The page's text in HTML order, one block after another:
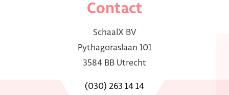
Contact
SchaalX BV
Pythagoraslaan 101
3584 BB Utrecht
(030) 263 14 14